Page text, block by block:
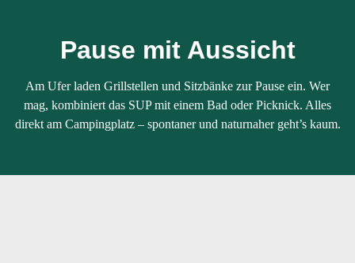
Pause mit Aussicht
Am Ufer laden Grillstellen und Sitzbänke zur Pause ein. Wer
mag, kombiniert das SUP mit einem Bad oder Picknick. Alles
direkt am Campingplatz – spontaner und naturnaher geht’s kaum.